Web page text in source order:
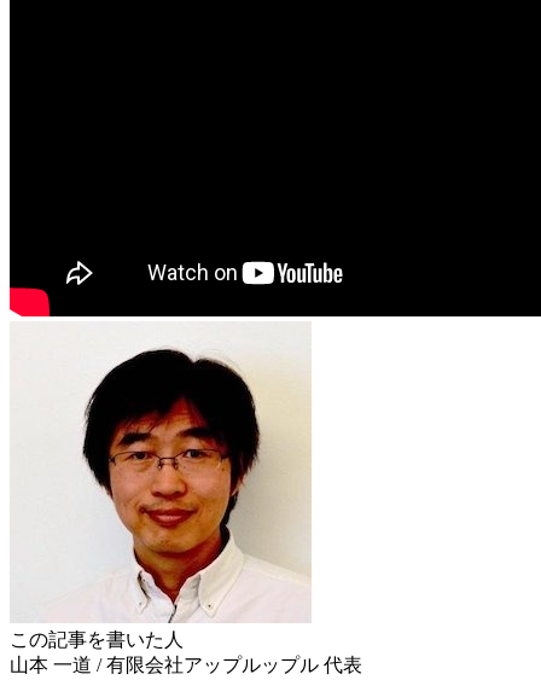
この記事を書いた人
山本 一道 / 有限会社アップルップル 代表